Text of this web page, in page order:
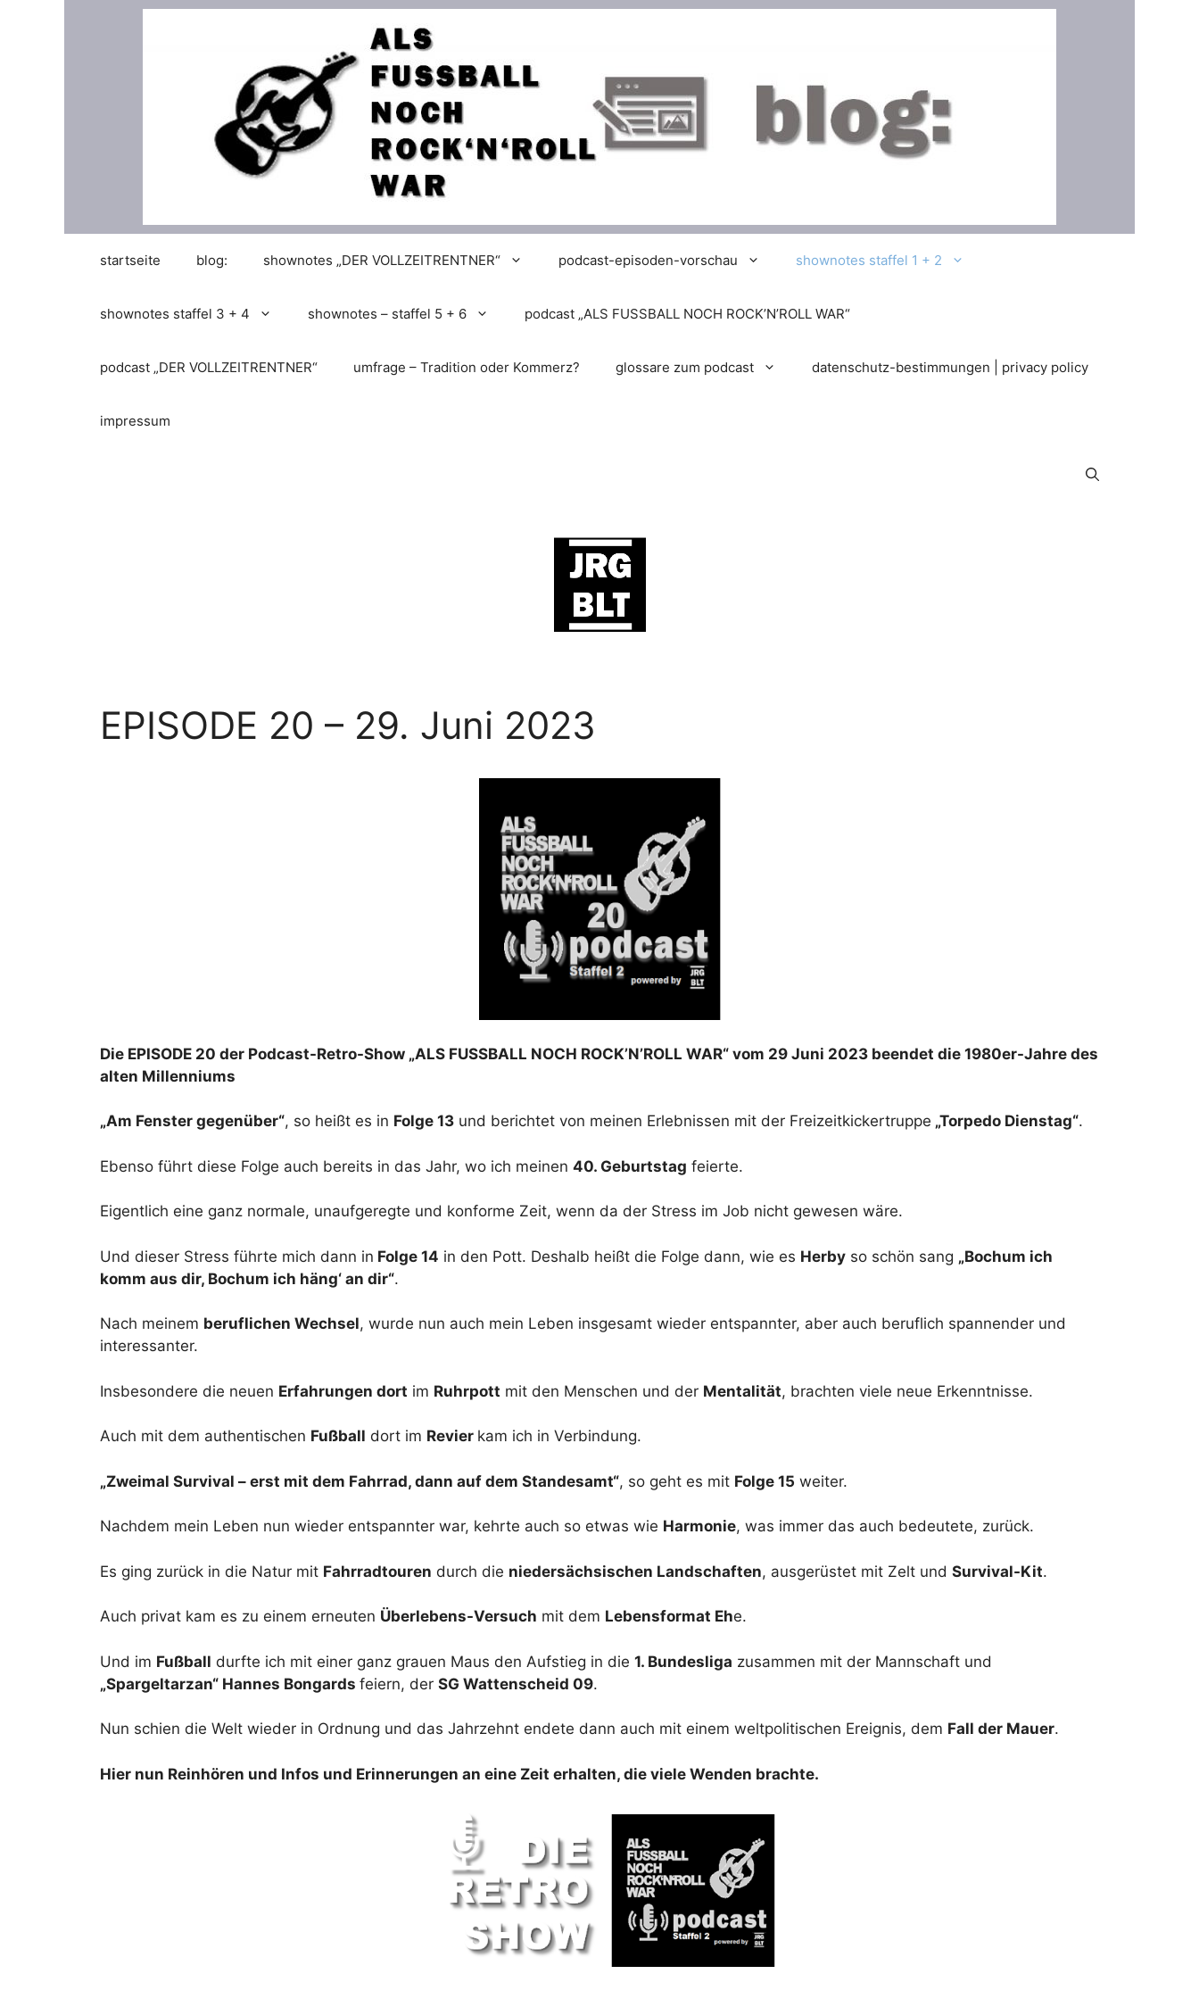
startseite blog: shownotes „DER VOLLZEITRENTNER“ podcast-episoden-vorschau shownotes staffel 1 + 2
shownotes staffel 3 + 4 shownotes – staffel 5 + 6 podcast „ALS FUSSBALL NOCH ROCK’N’ROLL WAR“
podcast „DER VOLLZEITRENTNER“ umfrage – Tradition oder Kommerz? glossare zum podcast datenschutz-bestimmungen | privacy policy
impressum
EPISODE 20 – 29. Juni 2023
Die EPISODE 20 der Podcast-Retro-Show „ALS FUSSBALL NOCH ROCK’N’ROLL WAR“ vom 29 Juni 2023 beendet die 1980er-Jahre des
alten Millenniums
„Am Fenster gegenüber“, so heißt es in Folge 13 und berichtet von meinen Erlebnissen mit der Freizeitkickertruppe „Torpedo Dienstag“.
Ebenso führt diese Folge auch bereits in das Jahr, wo ich meinen 40. Geburtstag feierte.
Eigentlich eine ganz normale, unaufgeregte und konforme Zeit, wenn da der Stress im Job nicht gewesen wäre.
Und dieser Stress führte mich dann in Folge 14 in den Pott. Deshalb heißt die Folge dann, wie es Herby so schön sang „Bochum ich
komm aus dir, Bochum ich häng‘ an dir“.
Nach meinem beruflichen Wechsel, wurde nun auch mein Leben insgesamt wieder entspannter, aber auch beruflich spannender und
interessanter.
Insbesondere die neuen Erfahrungen dort im Ruhrpott mit den Menschen und der Mentalität, brachten viele neue Erkenntnisse.
Auch mit dem authentischen Fußball dort im Revier kam ich in Verbindung.
„Zweimal Survival – erst mit dem Fahrrad, dann auf dem Standesamt“, so geht es mit Folge 15 weiter.
Nachdem mein Leben nun wieder entspannter war, kehrte auch so etwas wie Harmonie, was immer das auch bedeutete, zurück.
Es ging zurück in die Natur mit Fahrradtouren durch die niedersächsischen Landschaften, ausgerüstet mit Zelt und Survival-Kit.
Auch privat kam es zu einem erneuten Überlebens-Versuch mit dem Lebensformat Ehe.
Und im Fußball durfte ich mit einer ganz grauen Maus den Aufstieg in die 1. Bundesliga zusammen mit der Mannschaft und
„Spargeltarzan“ Hannes Bongards feiern, der SG Wattenscheid 09.
Nun schien die Welt wieder in Ordnung und das Jahrzehnt endete dann auch mit einem weltpolitischen Ereignis, dem Fall der Mauer.
Hier nun Reinhören und Infos und Erinnerungen an eine Zeit erhalten, die viele Wenden brachte.